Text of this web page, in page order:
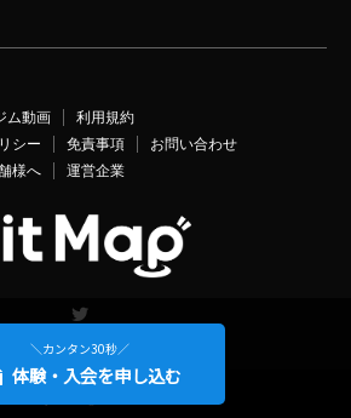
ム動画
利用規約
シー
免責事項
お問い合わせ
様へ
運営企業
＼カンタン30秒／
体験・入会を申し込む